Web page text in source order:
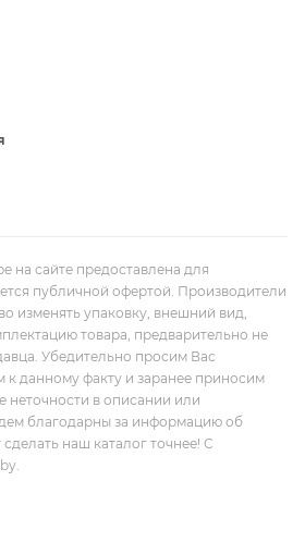
на сайте предоставлена для
публичной офертой. Производители
изменять упаковку, внешний вид,
товара, предварительно не
Убедительно просим Вас
к данному факту и заранее приносим
неточности в описании или
благодарны за информацию об
наш каталог точнее! С